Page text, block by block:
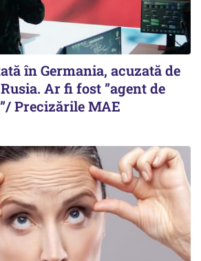
în Germania, acuzată de
Ar fi fost ”agent de
Precizările MAE